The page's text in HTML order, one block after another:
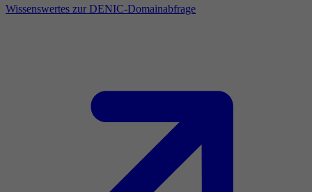
Wissenswertes zur DENIC-Domainabfrage